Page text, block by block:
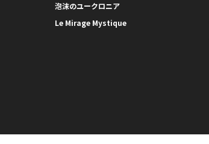
泡沫のユークロニア
Le Mirage Mystique